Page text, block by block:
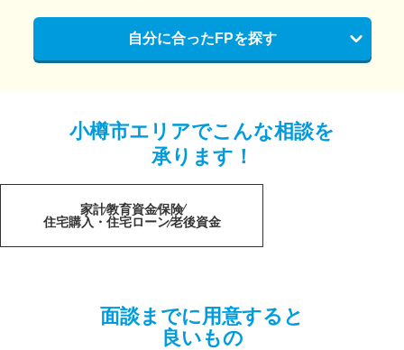
自分に合ったFPを探す
小樽市エリアでこんな相談を
承ります！
家計教育資金保険
住宅購入・住宅ローン老後資金
面談までに用意すると
良いもの